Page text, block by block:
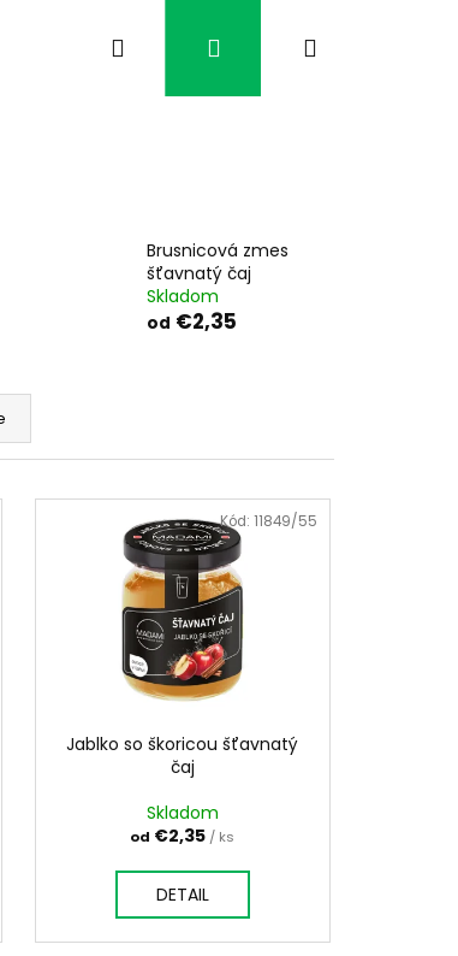
ČO VÁS TRÁPI?
Hľadať Prihlásenie
Brusnicová zmes
šťavnatý čaj
Skladom
od €2,35
Jablko so škoricou šťavnatý
čaj
Skladom
od €2,35 / ks
DETAIL
Kód: 11849/55
Nasledujúce
ROKLINY